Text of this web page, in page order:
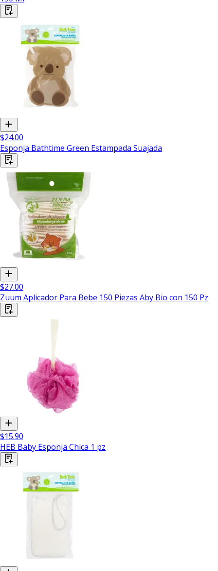
$24.00
Esponja Bathtime Green Estampada Suajada
$27.00
Zuum Aplicador Para Bebe 150 Piezas Aby Bio con 150 Pz
$15.90
HEB Baby Esponja Chica 1 pz